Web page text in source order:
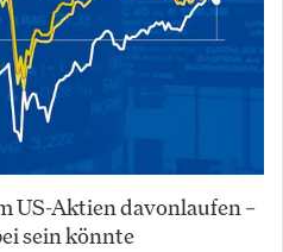
US-Aktien davonlaufen –
sein könnte